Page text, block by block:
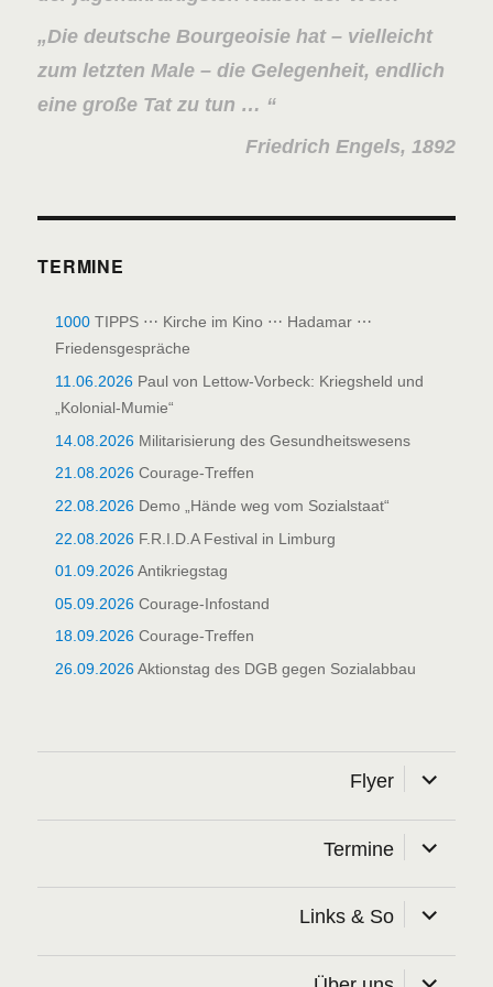
Die deutsche Bourgeoisie hat – vielleicht
zum letzten Male – die Gelegenheit, endlich
eine große Tat zu tun …
Friedrich Engels, 1892
TERMINE
1000 TIPPS ⋯ Kirche im Kino ⋯ Hadamar ⋯
Friedensgespräche
11.06.2026 Paul von Lettow-Vorbeck: Kriegsheld und
„Kolonial-Mumie“
14.08.2026 Militarisierung des Gesundheitswesens
21.08.2026 Courage-Treffen
22.08.2026 Demo „Hände weg vom Sozialstaat“
22.08.2026 F.R.I.D.A Festival in Limburg
01.09.2026Antikriegstag
05.09.2026 Courage-Infostand
18.09.2026 Courage-Treffen
26.09.2026Aktionstag des DGB gegen Sozialabbau
Flyer öffnen
Termine öffnen
Links & So öffnen